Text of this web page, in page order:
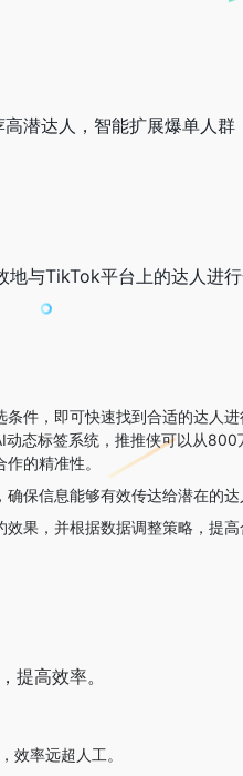
潜达人，智能扩展爆单人群
与TikTok平台上的达人进
件，即可快速找到合适的达人
态标签系统，推推侠可以从
的精准性。
保信息能够有效传达给潜在的达
果，并根据数据调整策略，提高
提高效率。
效率远超人工。